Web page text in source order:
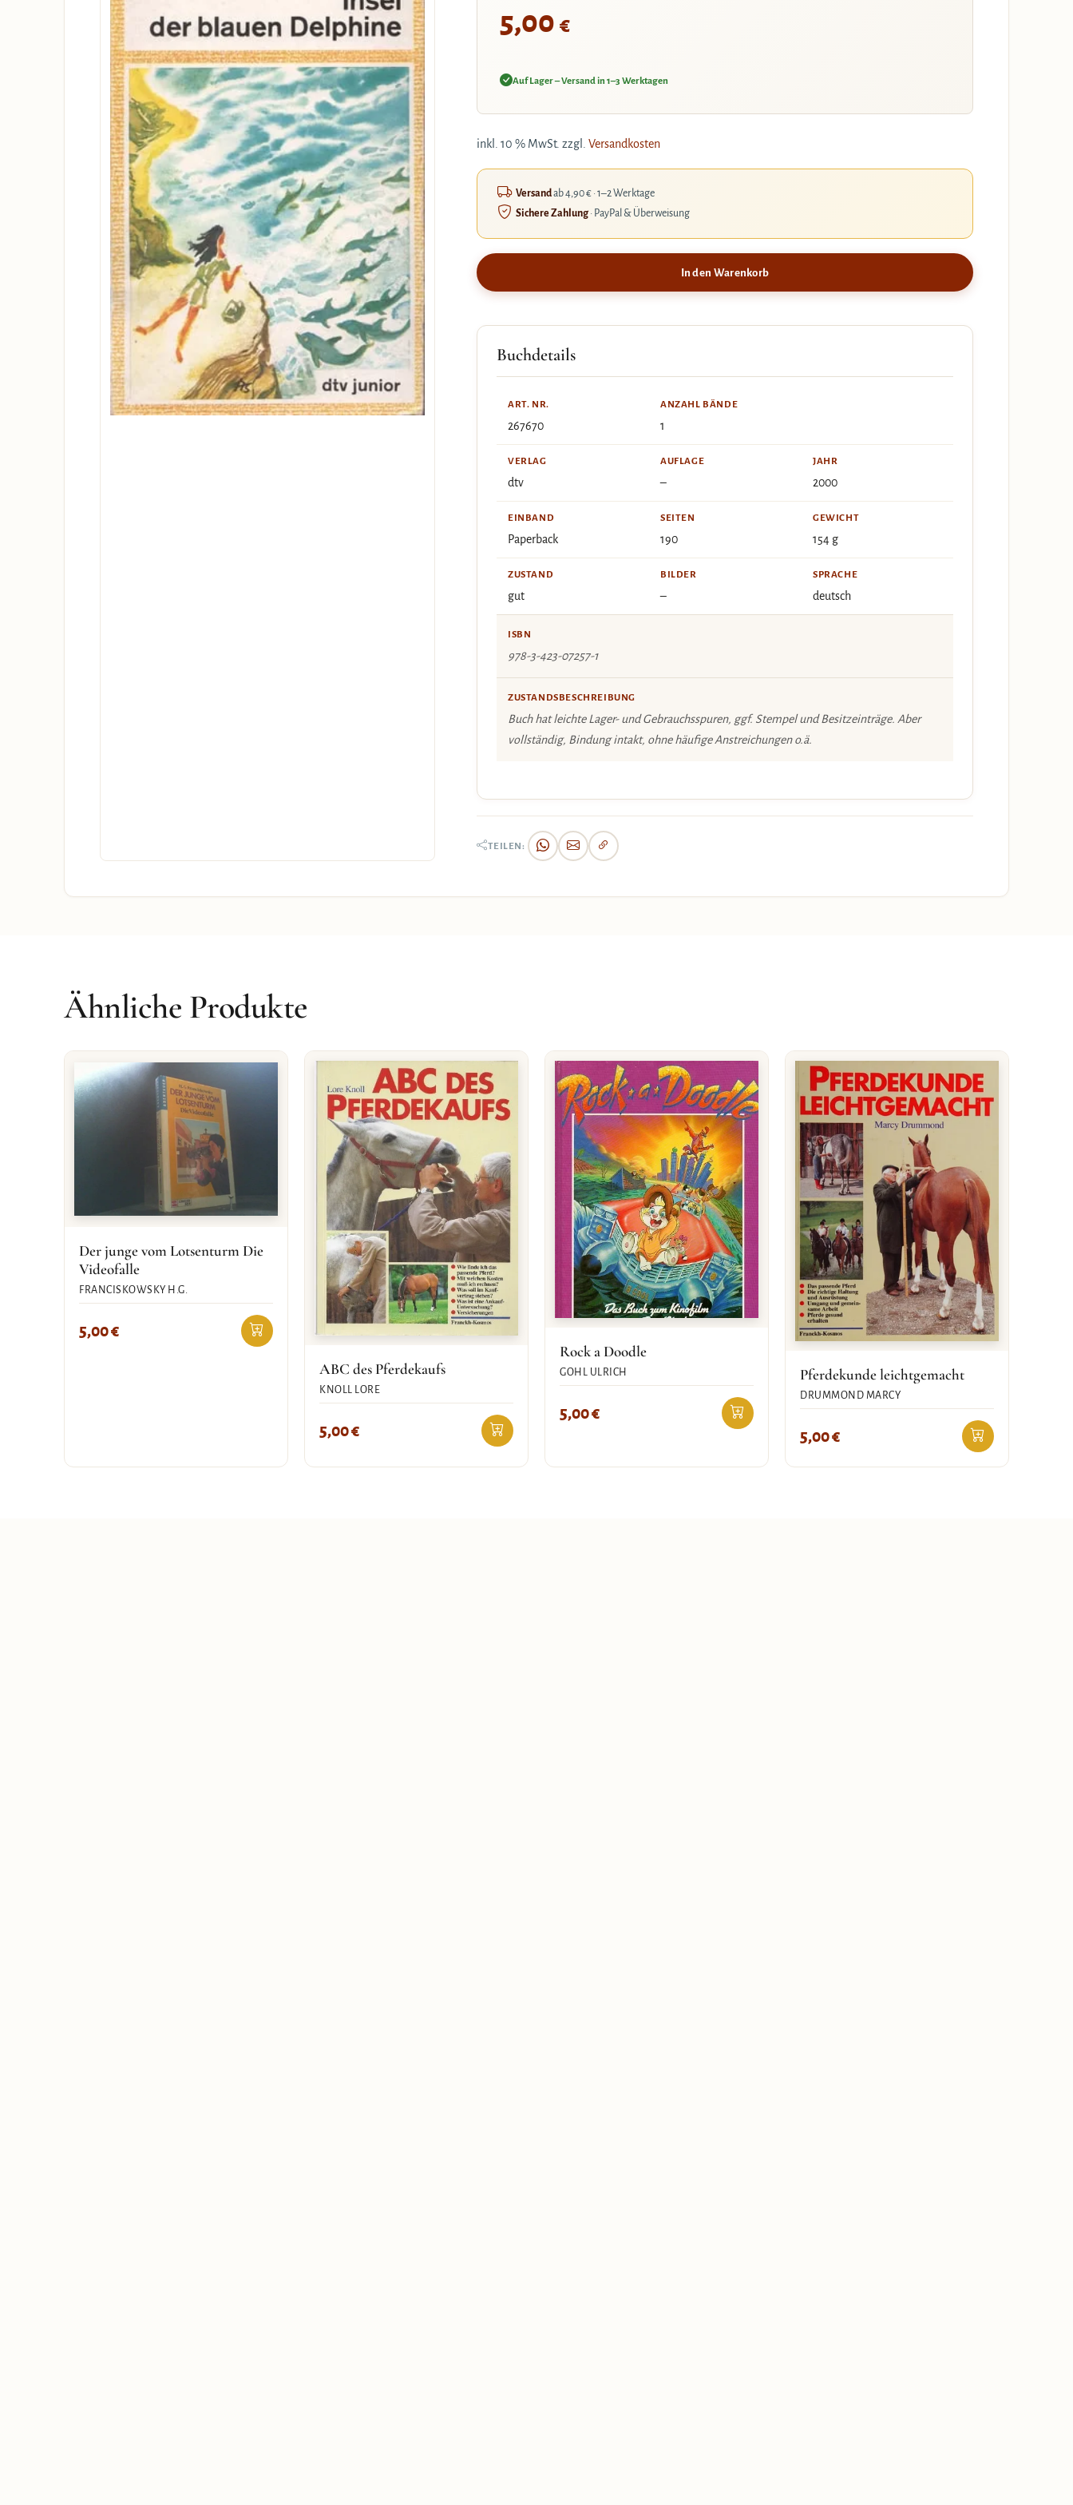
5,00 €
Auf Lager – Versand in 1–3 Werktagen
inkl. 10 % MwSt. zzgl. Versandkosten
Versandab 4,90 € · 1–2 Werktage
Sichere Zahlung· PayPal & Überweisung
In den Warenkorb
Buchdetails
ART. NR.
267670
ANZAHL BÄNDE
1
VERLAG
dtv
AUFLAGE
–
JAHR
2000
EINBAND
Paperback
SEITEN
190
GEWICHT
154 g
ZUSTAND
gut
BILDER
–
SPRACHE
deutsch
ISBN
978-3-423-07257-1
ZUSTANDSBESCHREIBUNG
Buch hat leichte Lager- und Gebrauchsspuren, ggf. Stempel und Besitzeinträge. Aber
vollständig, Bindung intakt, ohne häufige Anstreichungen o.ä.
TEILEN:
Ähnliche Produkte
Der junge vom Lotsenturm Die
Videofalle
FRANCISKOWSKY H.G.
5,00€
ABC des Pferdekaufs
KNOLL LORE
5,00€
Rock a Doodle
GOHL ULRICH
5,00€
Pferdekunde leichtgemacht
DRUMMOND MARCY
5,00€